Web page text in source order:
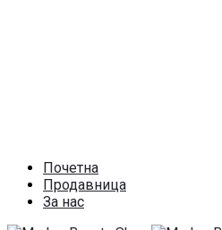
Почетна
Продавница
За нас